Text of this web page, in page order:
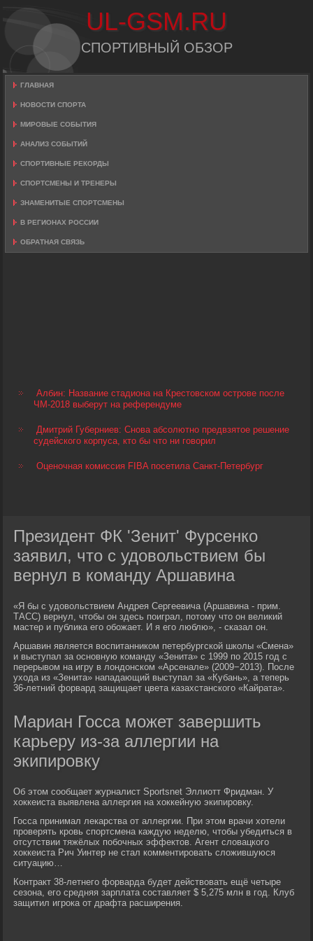
UL-GSM.RU
СПОРТИВНЫЙ ОБЗОР
ГЛАВНАЯ
НОВОСТИ СПОРТА
МИРОВЫЕ СОБЫТИЯ
АНАЛИЗ СОБЫТИЙ
СПОРТИВНЫЕ РЕКОРДЫ
СПОРТСМЕНЫ И ТРЕНЕРЫ
ЗНАМЕНИТЫЕ СПОРТСМЕНЫ
В РЕГИОНАХ РОССИИ
ОБРАТНАЯ СВЯЗЬ
Албин: Название стадиона на Крестовском острове после
ЧМ-2018 выберут на референдуме
Дмитрий Губерниев: Снова абсолютно предвзятое решение
судейского корпуса, кто бы что ни говорил
Оценочная комиссия FIBA посетила Санкт-Петербург
Президент ФК 'Зенит' Фурсенко
заявил, что с удовольствием бы
вернул в команду Аршавина
«Я бы с удовольствием Андрея Сергеевича (Аршавина - прим.
ТАСС) вернул, чтобы он здесь поиграл, потому что он великий
мастер и публика его обожает. И я его люблю», - сказал он.
Аршавин является воспитанником петербургской школы «Смена»
и выступал за основную команду «Зенита» с 1999 по 2015 год с
перерывом на игру в лондонском «Арсенале» (2009−2013). После
ухода из «Зенита» нападающий выступал за «Кубань», а теперь
36-летний форвард защищает цвета казахстанского «Кайрата».
Мариан Госса может завершить
карьеру из-за аллергии на
экипировку
Об этом сообщает журналист Sportsnet Эллиотт Фридман. У
хоккеиста выявлена аллергия на хоккейную экипировку.
Госса принимал лекарства от аллергии. При этом врачи хотели
проверять кровь спортсмена каждую неделю, чтобы убедиться в
отсутствии тяжёлых побочных эффектов. Агент словацкого
хоккеиста Рич Уинтер не стал комментировать сложившуюся
ситуацию…
Контракт 38-летнего форварда будет действовать ещё четыре
сезона, его средняя зарплата составляет $ 5,275 млн в год. Клуб
защитил игрока от драфта расширения.